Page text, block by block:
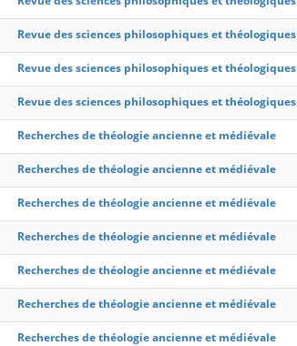
Revue des sciences philosophiques et théologiques
Revue des sciences philosophiques et théologiques
Revue des sciences philosophiques et théologiques
Recherches de théologie ancienne et médiévale
Recherches de théologie ancienne et médiévale
Recherches de théologie ancienne et médiévale
Recherches de théologie ancienne et médiévale
Recherches de théologie ancienne et médiévale
Recherches de théologie ancienne et médiévale
Recherches de théologie ancienne et médiévale